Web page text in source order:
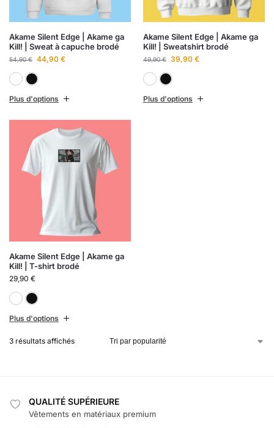
Akame Silent Edge | Akame ga
Kill! | Sweat à capuche brodé
54,90€ 44,90 €
Plus d'options
Akame Silent Edge | Akame ga
Kill! | Sweatshirt brodé
49,90€ 39,90 €
Plus d'options
Akame Silent Edge | Akame ga
Kill! | T-shirt brodé
29,90 €
Plus d'options
3 résultats affichés
QUALITÉ SUPÉRIEURE
Vêtements en matériaux premium